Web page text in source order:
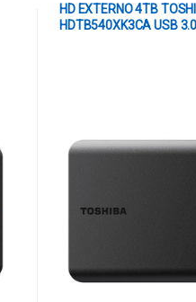
HD EXTERNO 4TB
HDTB540XK3CA USB